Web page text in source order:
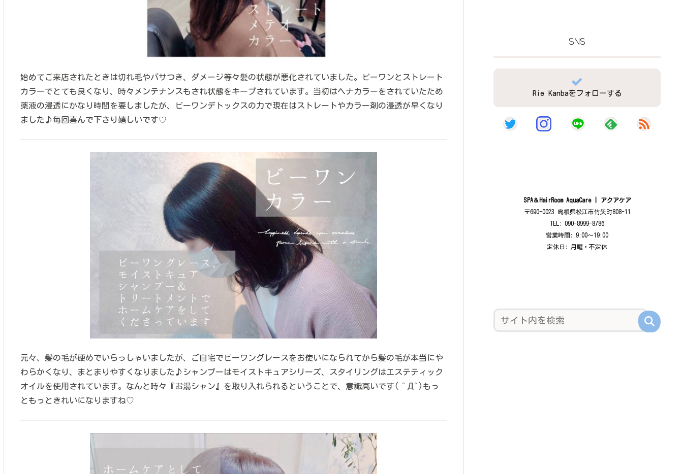
始めてご来店されたときは切れ毛やパサつき、ダメージ等々髪の状態が悪化されていました。ビーワンとストレート
カラーでとても良くなり、時々メンテナンスもされ状態をキープされています。当初はヘナカラーをされていたため
薬液の浸透にかなり時間を要しましたが、ビーワンデトックスの力で現在はストレートやカラー剤の浸透が早くなり
ました♪毎回喜んで下さり嬉しいです♡
元々、髪の毛が硬めでいらっしゃいましたが、ご自宅でビーワングレースをお使いになられてから髪の毛が本当にや
わらかくなり、まとまりやすくなりました♪シャンプーはモイストキュアシリーズ、スタイリングはエステティック
オイルを使用されています。なんと時々『お湯シャン』を取り入れられるということで、意識高いです( ﾟДﾟ)もっ
ともっときれいになりますね♡
SNS
Rie Kanbaをフォローする
SPA＆HairRoom AquaCare | アクアケア
〒690-0023 島根県松江市竹矢町808-11
TEL: 090-8999-8786
営業時間: 9:00〜19:00
定休日: 月曜・不定休